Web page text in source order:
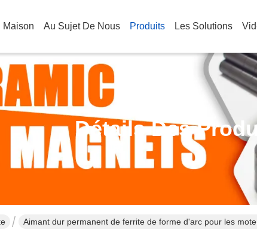
Maison Au Sujet De Nous Produits Les Solutions
Détails Des
Aimant dur permanent de ferrite de forme d'arc pour les